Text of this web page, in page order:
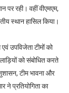
पर रही। वहीं वीएमएम,
स्थान हासिल किया।
उपविजेता टीमों को
को संबोधित करते
टीम भावना और
प्रतियोगिता का